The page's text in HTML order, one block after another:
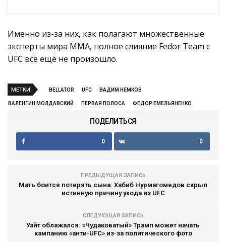
Именно из-за них, как полагают множественные
эксперты мира ММА, полное слияние Fedor Team с
UFC всё ещё не произошло.
МЕТКИ BELLATOR UFC ВАДИМ НЕМКОВ
ВАЛЕНТИН МОЛДАВСКИЙ ПЕРВАЯ ПОЛОСА ФЕДОР ЕМЕЛЬЯНЕНКО
ПОДЕЛИТЬСЯ
0 0
ПРЕДЫДУЩАЯ ЗАПИСЬ
Мать боится потерять сына: Хабиб Нурмагомедов скрыл
истинную причину ухода из UFC
СЛЕДУЮЩАЯ ЗАПИСЬ
Уайт облажался: «Чудаковатый» Трамп может начать
кампанию «анти-UFC» из-за политического фото